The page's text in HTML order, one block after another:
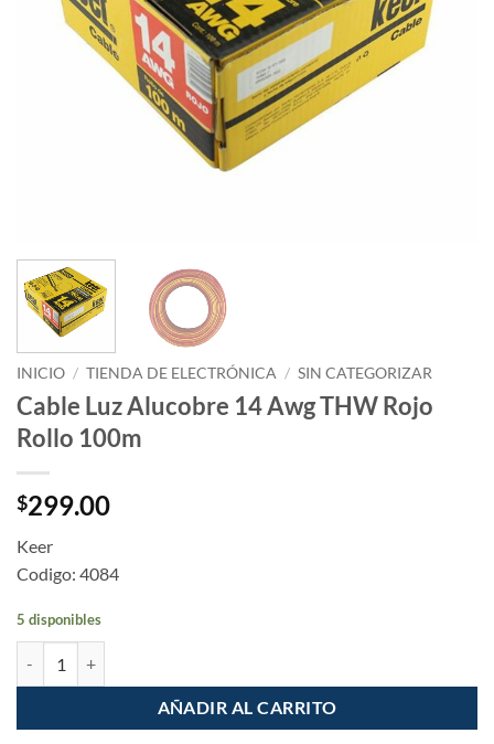
INICIO / TIENDA DE ELECTRÓNICA / SIN CATEGORIZAR
Cable Luz Alucobre 14 Awg THW Rojo
Rollo 100m
$299.00
Keer
Codigo: 4084
5 disponibles
AÑADIR AL CARRITO